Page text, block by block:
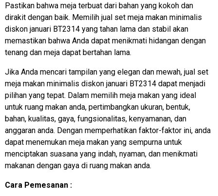
Pastikan bahwa meja terbuat dari bahan yang kokoh dan
dirakit dengan baik. Memilih jual set meja makan minimalis
diskon januari BT2314 yang tahan lama dan stabil akan
memastikan bahwa Anda dapat menikmati hidangan dengan
tenang dan meja dapat bertahan lama.
Jika Anda mencari tampilan yang elegan dan mewah, jual set
meja makan minimalis diskon januari BT2314 dapat menjadi
pilihan yang tepat. Dalam memilih meja makan yang ideal
untuk ruang makan anda, pertimbangkan ukuran, bentuk,
bahan, kualitas, gaya, fungsionalitas, kenyamanan, dan
anggaran anda. Dengan memperhatikan faktor-faktor ini, anda
dapat menemukan meja makan yang sempurna untuk
menciptakan suasana yang indah, nyaman, dan menikmati
makanan dengan gaya di ruang makan anda.
Cara Pemesanan :